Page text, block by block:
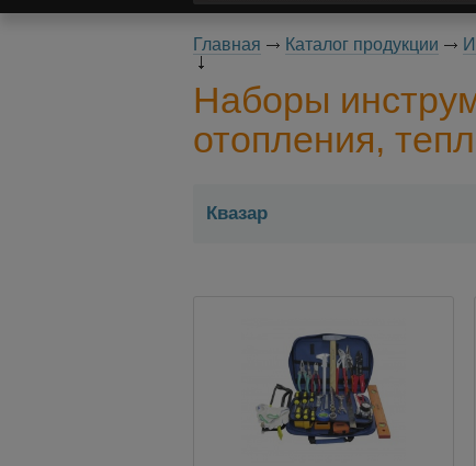
Главная Каталог продукции
Наборы
отопления,
Квазар